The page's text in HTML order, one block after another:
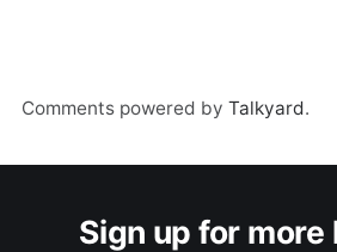
Comments powered by Talkyard.
Sign up for more